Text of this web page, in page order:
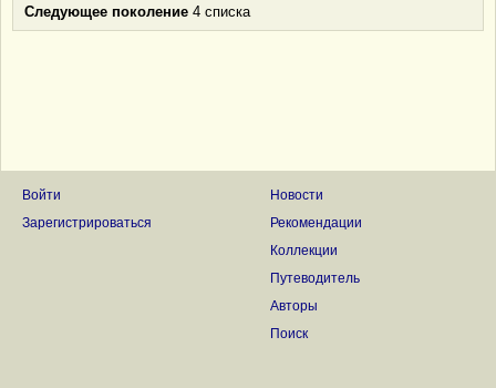
Следующее поколение 4 списка
Войти
Зарегистрироваться
Новости
Рекомендации
Коллекции
Путеводитель
Авторы
Поиск